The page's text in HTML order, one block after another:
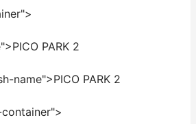
PARK 2
name">PICO PARK 2